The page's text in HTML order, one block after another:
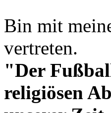
Bin mit
vertreten.
"Der
religiösen